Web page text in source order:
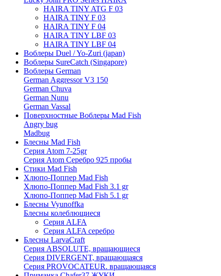
HAIRA TINY ATG F 03
HAIRA TINY F 03
HAIRA TINY F 04
HAIRA TINY LBF 03
HAIRA TINY LBF 04
Воблеры Duel / Yo-Zuri (japan)
Воблеры SureCatch (Singapore)
Воблеры German
German Aggressor V3 150
German Chuva
German Nunu
German Vassal
Поверхностные Воблеры Mad Fish
Angry bug
Madbug
Блесны Mad Fish
Серия Atom 7-25gr
Серия Atom Серебро 925 пробы
Стики Mad Fish
Хлюпо-Поппер Mad Fish
Хлюпо-Поппер Mad Fish 3.1 gr
Хлюпо-Поппер Mad Fish 5.1 gr
Блесны Vyunoffka
Блесны колеблющиеся
Серия ALFA
Серия ALFA серебро
Блесны LarvaCraft
Серия ABSOLUTE, вращающиеся
Серия DIVERGENT, вращающаяся
Серия PROVOCATEUR. вращающаяся